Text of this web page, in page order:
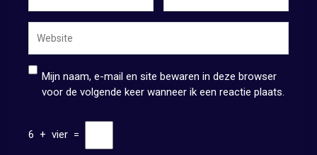
Mijn naam, e-mail en site bewaren in deze browser
voor de volgende keer wanneer ik een reactie plaats.
6 + vier =